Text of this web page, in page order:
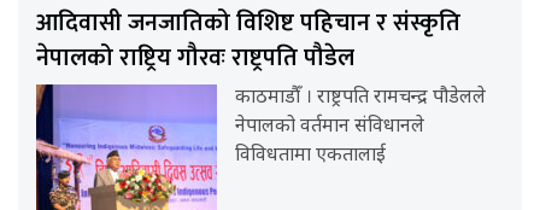
आदिवासी जनजातिको विशिष्ट पहिचान र संस्कृति
नेपालको राष्ट्रिय गौरवः राष्ट्रपति पौडेल
काठमाडौँ । राष्ट्रपति रामचन्द्र पौडेलले
नेपालको वर्तमान संविधानले
विविधतामा एकतालाई